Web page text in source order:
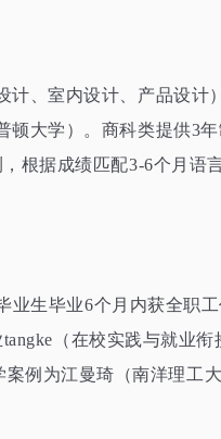
、室内设计、产品设计
顿大学）。商科类提供3
根据成绩匹配3-6个月语
业生毕业6个月内获全职
tangke （在校实践与就业
案例为江曼琦（南洋理工